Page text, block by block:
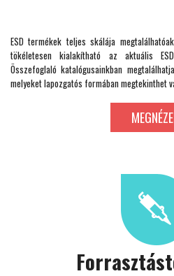
ESD termékek teljes skálája
tökéletesen kialakítható az aktuális
Összefoglaló katalógusainkban
melyeket lapozgatós formában megtekinthet